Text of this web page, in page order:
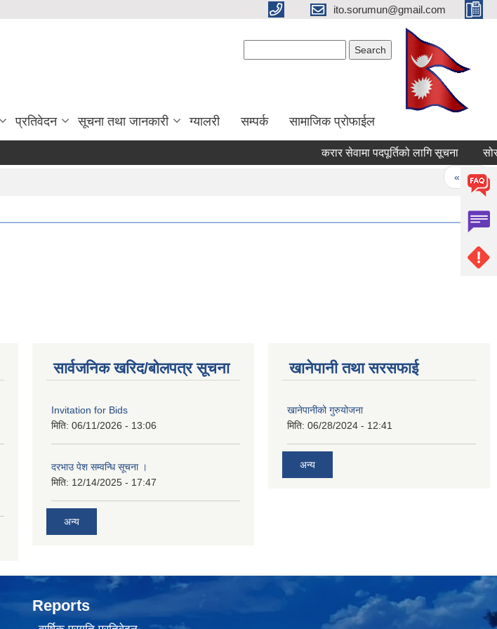
ito.sorumun@gmail.com
प्रतिवेदन सूचना तथा जानकारी ग्यालरी सम्पर्क सामाजिक प्रोफाईल
करार सेवामा पदपूर्तिको लागि सूचना
« first
सार्वजनिक खरिद/बोलपत्र सूचना
Invitation for Bids
मिति: 06/11/2026 - 13:06
दरभाउ पेश सम्वन्धि सूचना ।
मिति: 12/14/2025 - 17:47
अन्य
खानेपानी तथा सरसफाई
खानेपानीको गुरुयोजना
मिति: 06/28/2024 - 12:41
अन्य
Reports